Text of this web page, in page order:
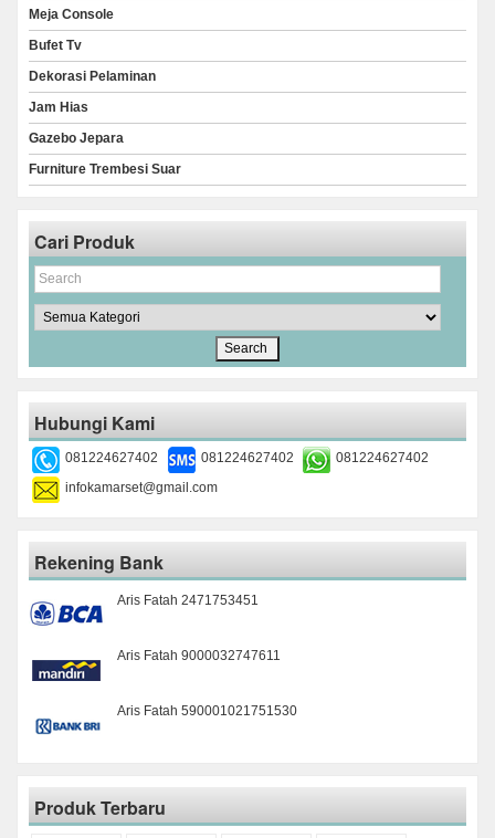
Meja Console
Bufet Tv
Dekorasi Pelaminan
Jam Hias
Gazebo Jepara
Furniture Trembesi Suar
Cari Produk
Hubungi Kami
081224627402 081224627402
081224627402
infokamarset@gmail.com
Rekening Bank
Aris Fatah 2471753451
Aris Fatah 9000032747611
Aris Fatah 590001021751530
Produk Terbaru